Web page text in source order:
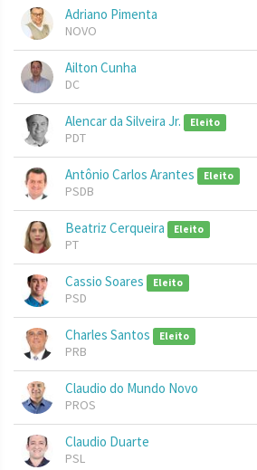
Adriano Pimenta
NOVO
Ailton Cunha
DC
Alencar da Silveira Jr. Eleito
PDT
Antônio Carlos Arantes Eleito
PSDB
Beatriz Cerqueira Eleito
PT
Cassio Soares Eleito
PSD
Charles Santos Eleito
PRB
Claudio do Mundo Novo
PROS
Claudio Duarte
PSL